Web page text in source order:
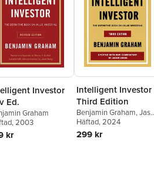
Investor
Ed.
Graham
, 2003
kr
Intelligent Investor
Third Edition
Benjamin Graham,
Zweig
Häftad, 2024
299 kr